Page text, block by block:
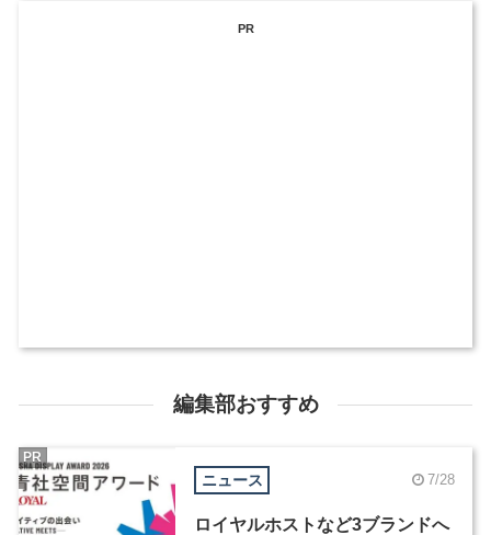
PR
編集部おすすめ
ニュース 7/28
ロイヤルホストなど3ブランドへ
PR